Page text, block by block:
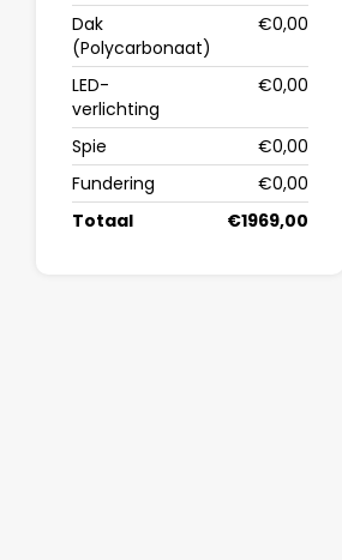
Dak
(Polycarbonaat)
€0,00
LED-
verlichting
€0,00
Spie
€0,00
Fundering
€0,00
Totaal
€1969,00